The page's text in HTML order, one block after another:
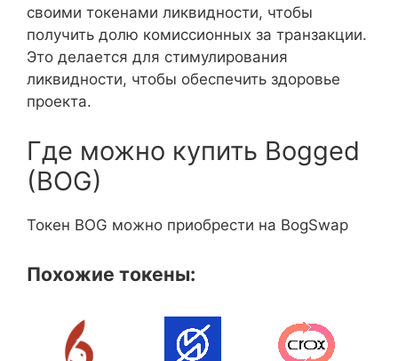
своими токенами ликвидности, чтобы
получить долю комиссионных за транзакции.
Это делается для стимулирования
ликвидности, чтобы обеспечить здоровье
проекта.
Где можно купить Bogged
(BOG)
Токен BOG можно приобрести на BogSwap
Похожие токены: